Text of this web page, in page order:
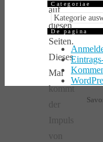
auf
diesen
Seiten.
Dieses
Mal
kommt
der
Impuls
von
Categoriae
Categoriae
De pagina